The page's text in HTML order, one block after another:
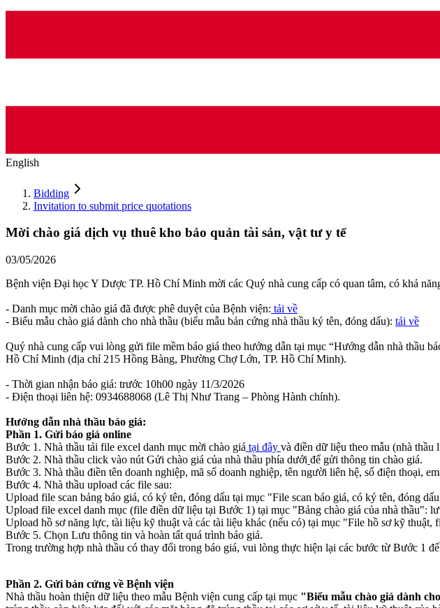
English
Bidding
Invitation to submit price quotations
Mời chào giá dịch vụ thuê kho bảo quản tài sản, vật tư y tế
03/05/2026
Bệnh viện Đại học Y Dược TP. Hồ Chí Minh mời các Quý nhà cung cấp có quan tâm, có khả
- Danh mục mời chào giá đã được phê duyệt của Bệnh viện: tải về
- Biểu mẫu chào giá dành cho nhà thầu (biểu mẫu bản cứng nhà thầu ký tên, đóng dấu): tải về
Quý nhà cung cấp vui lòng gửi file mềm báo giá theo hướng dẫn tại mục “Hướng dẫn nhà thầu
Hồ Chí Minh (địa chỉ 215 Hồng Bàng, Phường Chợ Lớn, TP. Hồ Chí Minh).
- Thời gian nhận báo giá: trước 10h00 ngày 11/3/2026
- Điện thoại liên hệ: 0934688068 (Lê Thị Như Trang – Phòng Hành chính).
Hướng dẫn nhà thầu báo giá:
Phần 1. Gửi báo giá online
Bước 1. Nhà thầu tải file excel danh mục mời chào giá tại đây và điền dữ liệu theo mẫu (nhà thầu
Bước 2. Nhà thầu click vào nút Gửi chào giá của nhà thầu phía dưới để gửi thông tin chào giá.
Bước 3. Nhà thầu điền tên doanh nghiệp, mã số doanh nghiệp, tên người liên hệ, số điện thoại,
Bước 4. Nhà thầu upload các file sau:
Upload file scan bảng báo giá, có ký tên, đóng dấu tại mục "File scan báo giá, có ký tên, đóng
Upload file excel danh mục (file điền dữ liệu tại Bước 1) tại mục "Bảng chào giá của nhà thầu":
Upload hồ sơ năng lực, tài liệu kỹ thuật và các tài liệu khác (nếu có) tại mục "File hồ sơ kỹ
Bước 5. Chọn Lưu thông tin và hoàn tất quá trình báo giá.
Trong trường hợp nhà thầu có thay đổi trong báo giá, vui lòng thực hiện lại các bước từ Bước 1
Phần 2. Gửi bản cứng về Bệnh viện
Nhà thầu hoàn thiện dữ liệu theo mẫu Bệnh viện cung cấp tại mục "Biểu mẫu chào giá dành